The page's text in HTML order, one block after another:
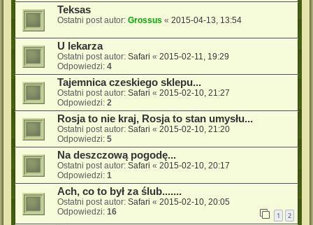
Teksas
Ostatni post autor: Grossus « 2015-04-13, 13:54
U lekarza
Ostatni post autor: Safari « 2015-02-11, 19:29
Odpowiedzi: 4
Tajemnica czeskiego sklepu...
Ostatni post autor: Safari « 2015-02-10, 21:27
Odpowiedzi: 2
Rosja to nie kraj, Rosja to stan umysłu...
Ostatni post autor: Safari « 2015-02-10, 21:20
Odpowiedzi: 5
Na deszczową pogodę...
Ostatni post autor: Safari « 2015-02-10, 20:17
Odpowiedzi: 1
Ach, co to był za ślub.......
Ostatni post autor: Safari « 2015-02-10, 20:05
Odpowiedzi: 16 1 2